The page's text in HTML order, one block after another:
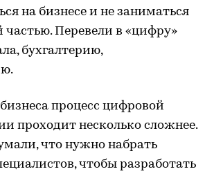
на бизнесе и не заниматься
частью. Перевели в «цифру»
бухгалтерию,
процесс цифровой
проходит несколько сложнее.
что нужно набрать
чтобы разработать